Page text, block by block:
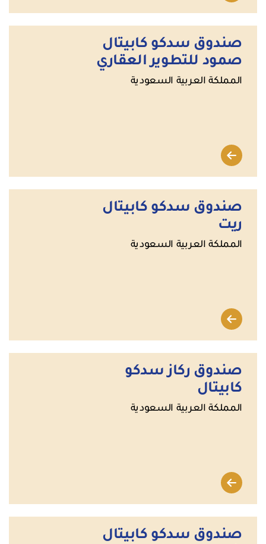
صندوق سدكو كابيتال
صمود للتطوير العقاري
المملكة العربية السعودية
صندوق سدكو كابيتال
ريت
المملكة العربية السعودية
صندوق ركاز سدكو
كابيتال
المملكة العربية السعودية
صندوق سدكو كابيتال